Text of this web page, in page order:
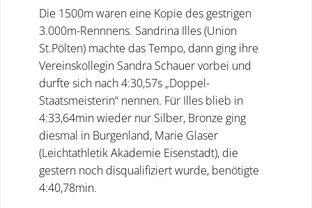
Die 1500m waren eine Kopie des gestrigen
3.000m-Rennnens. Sandrina Illes (Union
St.Pölten) machte das Tempo, dann ging ihre
Vereinskollegin Sandra Schauer vorbei und
durfte sich nach 4:30,57s „Doppel-
Staatsmeisterin“ nennen. Für Illes blieb in
4:33,64min wieder nur Silber, Bronze ging
diesmal in Burgenland, Marie Glaser
(Leichtathletik Akademie Eisenstadt), die
gestern noch disqualifiziert wurde, benötigte
4:40,78min.